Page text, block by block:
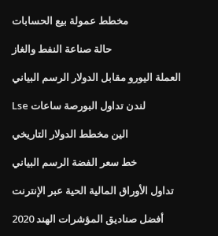
مخطط عمولة بيع الحسابات
حالة صناعة النفط والغاز
العملة اليورو مقابل الدولار الرسم البياني
Lse لندن تداول البورصة ساعات
الين مخطط الدولار التاريخي
خط سعر الفضة الرسم البياني
تداول الأوراق المالية الحية عبر الإنترنت
أفضل صناديق المؤشرات الهند 2020